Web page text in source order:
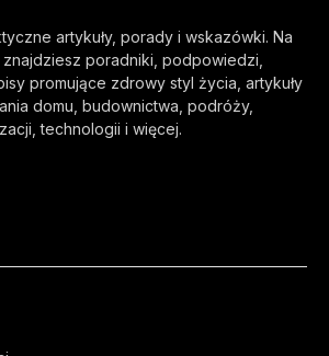
artykuły, porady i wskazówki. Na
poradniki, podpowiedzi,
promujące zdrowy styl życia, artykuły
domu, budownictwa, podróży,
technologii i więcej.